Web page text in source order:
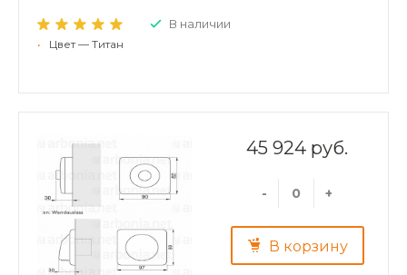
В наличии
• Цвет — Титан
45 924 руб.
- +
В корзину